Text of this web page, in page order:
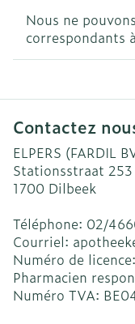
Nous ne
correspondants
Contactez
ELPERS (FARDIL
Stationsstraat 253
1700 Dilbeek
Téléphone: 02/
Courriel:
Numéro de licence:
Pharmacien
Numéro TVA: